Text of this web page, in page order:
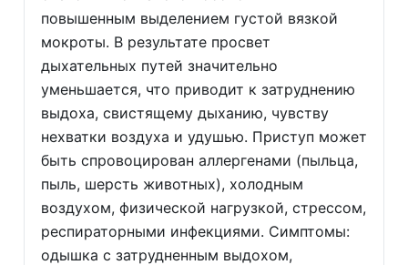
повышенным выделением густой вязкой
мокроты. В результате просвет
дыхательных путей значительно
уменьшается, что приводит к затруднению
выдоха, свистящему дыханию, чувству
нехватки воздуха и удушью. Приступ может
быть спровоцирован аллергенами (пыльца,
пыль, шерсть животных), холодным
воздухом, физической нагрузкой, стрессом,
респираторными инфекциями. Симптомы:
одышка с затрудненным выдохом,